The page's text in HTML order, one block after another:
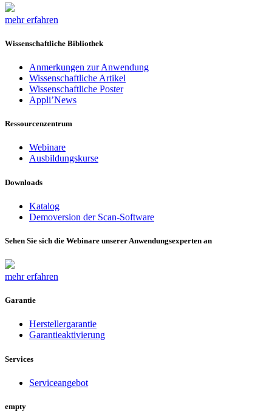
mehr erfahren
Wissenschaftliche Bibliothek
Anmerkungen zur Anwendung
Wissenschaftliche Artikel
Wissenschaftliche Poster
Appli’News
Ressourcenzentrum
Webinare
Ausbildungskurse
Downloads
Katalog
Demoversion der Scan-Software
Sehen Sie sich die Webinare unserer Anwendungsexperten an
mehr erfahren
Garantie
Herstellergarantie
Garantieaktivierung
Services
Serviceangebot
empty